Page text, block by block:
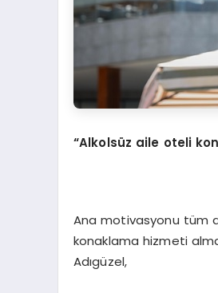
“Alkolsüz aile oteli
Ana motivasyonu tüm
konaklama hizmeti
Adıgüzel,